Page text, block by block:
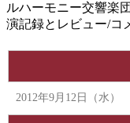
ルハーモニー交響楽
演記録とレビュー/コ
2012年9月12日（水）